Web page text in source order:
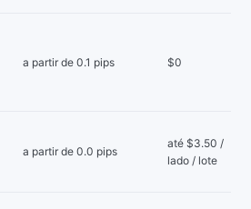
a partir de 0.1 pips $0
a partir de 0.0 pips
até $3.50 /
lado / lote